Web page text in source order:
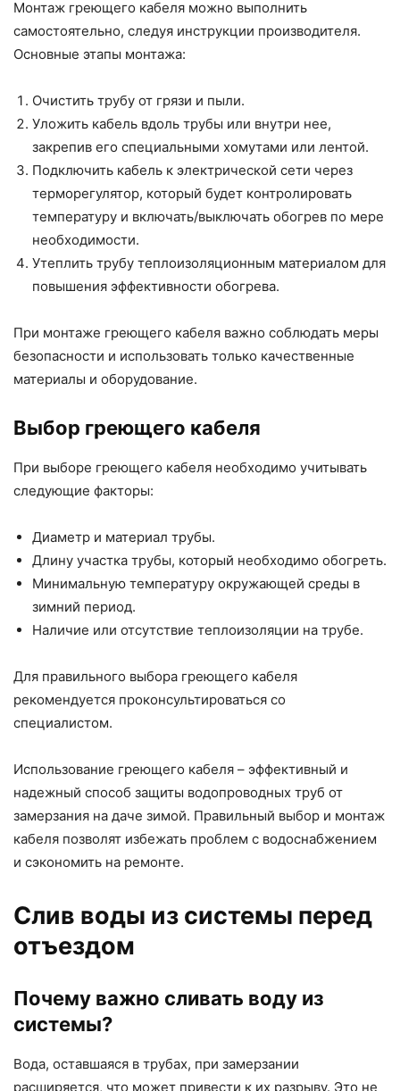
Монтаж греющего кабеля можно выполнить
самостоятельно, следуя инструкции производителя.
Основные этапы монтажа:
Очистить трубу от грязи и пыли.
Уложить кабель вдоль трубы или внутри нее,
закрепив его специальными хомутами или лентой.
Подключить кабель к электрической сети через
терморегулятор, который будет контролировать
температуру и включать/выключать обогрев по мере
необходимости.
Утеплить трубу теплоизоляционным материалом для
повышения эффективности обогрева.
При монтаже греющего кабеля важно соблюдать меры
безопасности и использовать только качественные
материалы и оборудование.
Выбор греющего кабеля
При выборе греющего кабеля необходимо учитывать
следующие факторы:
Диаметр и материал трубы.
Длину участка трубы, который необходимо обогреть.
Минимальную температуру окружающей среды в
зимний период.
Наличие или отсутствие теплоизоляции на трубе.
Для правильного выбора греющего кабеля
рекомендуется проконсультироваться со
специалистом.
Использование греющего кабеля – эффективный и
надежный способ защиты водопроводных труб от
замерзания на даче зимой. Правильный выбор и монтаж
кабеля позволят избежать проблем с водоснабжением
и сэкономить на ремонте.
Слив воды из системы перед
отъездом
Почему важно сливать воду из
системы?
Вода, оставшаяся в трубах, при замерзании
расширяется, что может привести к их разрыву. Это не